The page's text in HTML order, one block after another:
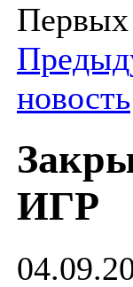
новость
ИГР